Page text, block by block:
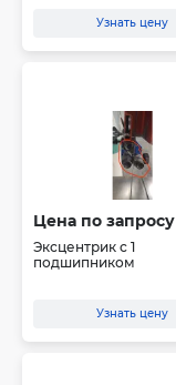
Узнать цену
Цена по запросу
Эксцентрик с 1
подшипником
Узнать цену